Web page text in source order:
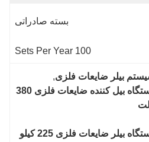
بسته صادراتی
100 Sets Per Year
بیلر ضایعات فلزی,
دستگاه بیل کننده ضایعات فلزی 380
دستگاه بیلر ضایعات فلزی 225 کیلو